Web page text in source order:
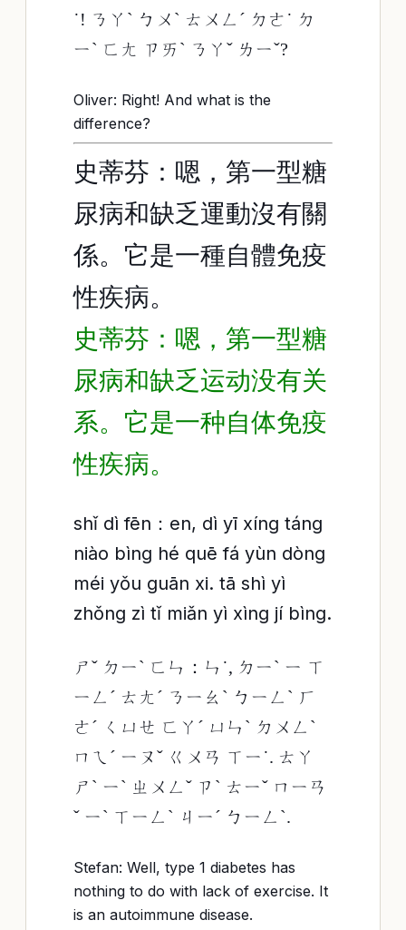
˙! ㄋㄚˋ ㄅㄨˋ ㄊㄨㄥˊ ㄉㄜ˙ ㄉ
ㄧˋ ㄈㄤ ㄗㄞˋ ㄋㄚˇ ㄌㄧˇ?
Oliver: Right! And what is the
difference?
史蒂芬：嗯，第一型糖
尿病和缺乏運動沒有關
係。它是一種自體免疫
性疾病。
史蒂芬：嗯，第一型糖
尿病和缺乏运动没有关
系。它是一种自体免疫
性疾病。
shǐ dì fēn：en, dì yī xíng táng
niào bìng hé quē fá yùn dòng
méi yǒu guān xi. tā shì yì
zhǒng zì tǐ miǎn yì xìng jí bìng.
ㄕˇ ㄉㄧˋ ㄈㄣ：ㄣ˙, ㄉㄧˋ ㄧ ㄒ
ㄧㄥˊ ㄊㄤˊ ㄋㄧㄠˋ ㄅㄧㄥˋ ㄏ
ㄜˊ ㄑㄩㄝ ㄈㄚˊ ㄩㄣˋ ㄉㄨㄥˋ
ㄇㄟˊ ㄧㄡˇ ㄍㄨㄢ ㄒㄧ˙. ㄊㄚ
ㄕˋ ㄧˋ ㄓㄨㄥˇ ㄗˋ ㄊㄧˇ ㄇㄧㄢ
ˇ ㄧˋ ㄒㄧㄥˋ ㄐㄧˊ ㄅㄧㄥˋ.
Stefan: Well, type 1 diabetes has
nothing to do with lack of exercise. It
is an autoimmune disease.